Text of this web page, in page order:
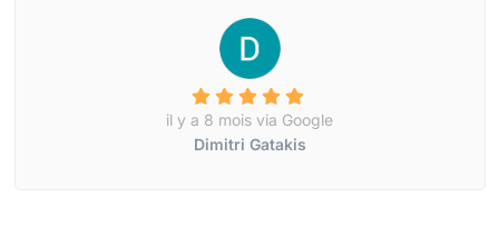
il y a 8 mois via Google
Dimitri Gatakis